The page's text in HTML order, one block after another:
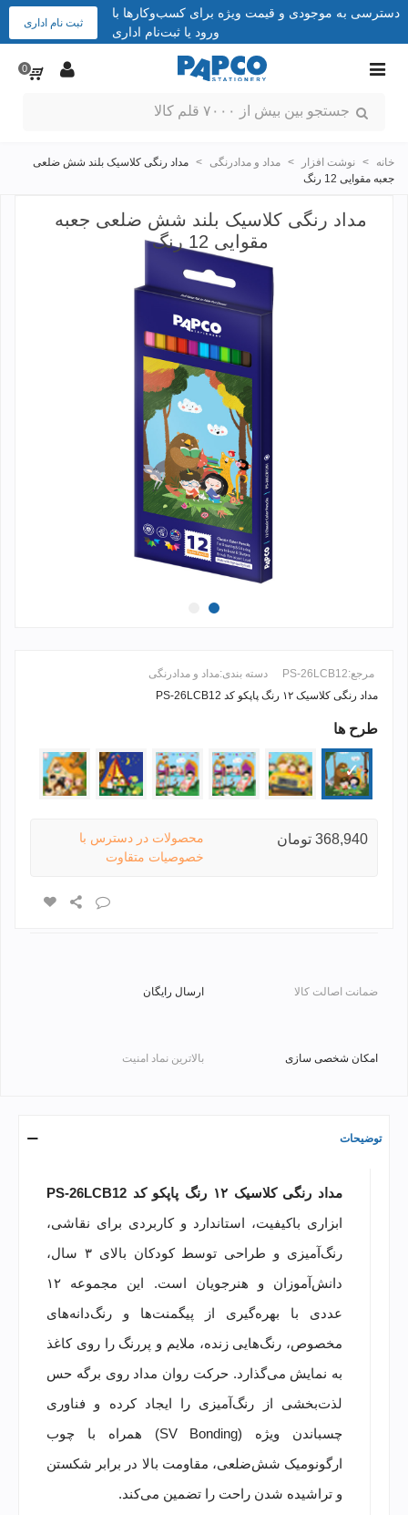
دسترسی به موجودی و قیمت ویژه برای کسب‌وکارها با
ورود یا ثبت‌نام اداری
ثبت نام اداری
0
خانه > نوشت افزار > مداد و مدادرنگی > مداد رنگی کلاسیک بلند شش ضلعی
جعبه مقوایی 12 رنگ
مداد رنگی کلاسیک بلند شش ضلعی جعبه
مقوایی 12 رنگ
مرجع:PS-26LCB12 دسته بندی:مداد و مدادرنگی
مداد رنگی کلاسیک ۱۲ رنگ پاپکو کد PS-26LCB12
ادامه مطلب +
طرح ها
1201
1202
1203
1204
1205
1206
368,940 تومان
محصولات در دسترس با
خصوصیات متقاوت
ضمانت اصالت کالا ارسال رایگان
امکان شخصی سازی بالاترین نماد امنیت
توضیحات
مداد رنگی کلاسیک ۱۲ رنگ پاپکو کد PS-26LCB12
ابزاری باکیفیت، استاندارد و کاربردی برای نقاشی،
رنگ‌آمیزی و طراحی توسط کودکان بالای ۳ سال،
دانش‌آموزان و هنرجویان است. این مجموعه ۱۲
عددی با بهره‌گیری از پیگمنت‌ها و رنگ‌دانه‌های
مخصوص، رنگ‌هایی زنده، ملایم و پررنگ را روی کاغذ
به نمایش می‌گذارد. حرکت روان مداد روی برگه حس
لذت‌بخشی از رنگ‌آمیزی را ایجاد کرده و فناوری
چسباندن ویژه (SV Bonding) همراه با چوب
ارگونومیک شش‌ضلعی، مقاومت بالا در برابر شکستن
و تراشیده شدن راحت را تضمین می‌کند.